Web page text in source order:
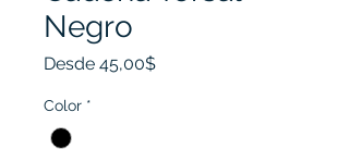
Negro
Desde 45,00$Precio
Color *